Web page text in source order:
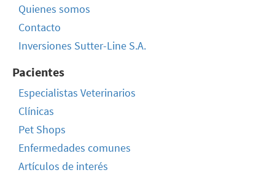
Quienes somos
Contacto
Inversiones Sutter-Line S.A.
Pacientes
Especialistas Veterinarios
Clínicas
Pet Shops
Enfermedades comunes
Artículos de interés